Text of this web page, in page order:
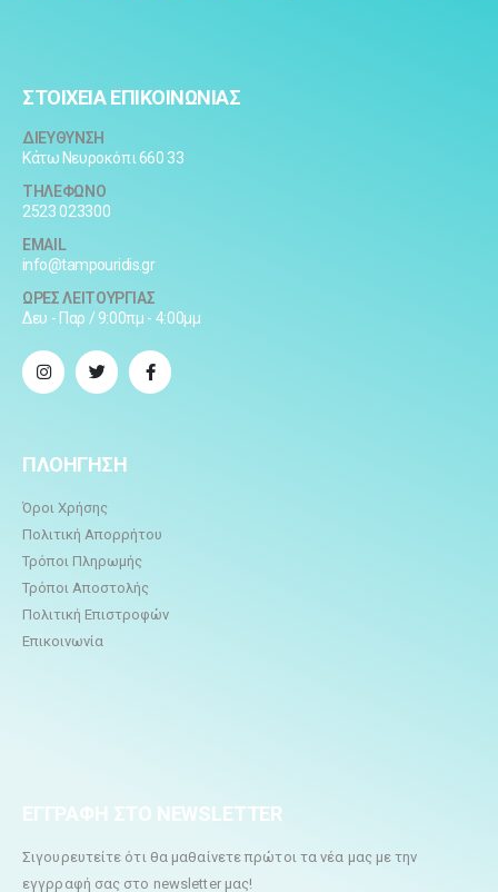
ΣΤΟΙΧΕΙΑ ΕΠΙΚΟΙΝΩΝΙΑΣ
ΔΙΕΥΘΥΝΣΗ
Κάτω Νευροκόπι 660 33
ΤΗΛΕΦΩΝΟ
2523 023300
EMAIL
info@tampouridis.gr
ΩΡΕΣ ΛΕΙΤΟΥΡΓΙΑΣ
Δευ - Παρ / 9:00πμ - 4:00μμ
ΠΛΟΗΓΗΣΗ
Όροι Χρήσης
Πολιτική Απορρήτου
Τρόποι Πληρωμής
Τρόποι Αποστολής
Πολιτική Επιστροφών
Επικοινωνία
ΕΓΓΡΑΦΗ ΣΤΟ NEWSLETTER
Σιγουρευτείτε ότι θα μαθαίνετε πρώτοι τα νέα μας με την
εγγρραφή σας στο newsletter μας!